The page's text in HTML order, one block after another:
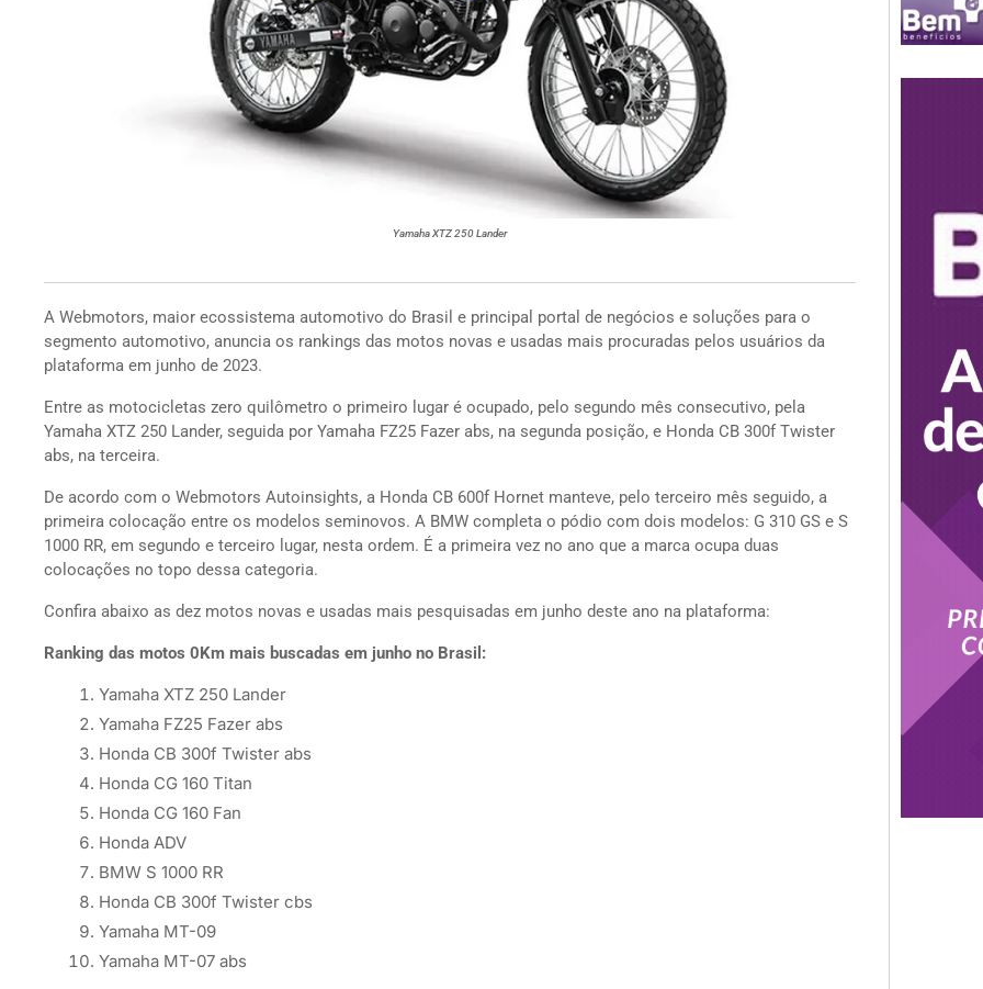
Yamaha XTZ 250 Lander
A Webmotors, maior ecossistema automotivo do Brasil e principal portal de negócios e soluções para o
segmento automotivo, anuncia os rankings das motos novas e usadas mais procuradas pelos usuários da
plataforma em junho de 2023.
Entre as motocicletas zero quilômetro o primeiro lugar é ocupado, pelo segundo mês consecutivo, pela
Yamaha XTZ 250 Lander, seguida por Yamaha FZ25 Fazer abs, na segunda posição, e Honda CB 300f Twister
abs, na terceira.
De acordo com o Webmotors Autoinsights, a Honda CB 600f Hornet manteve, pelo terceiro mês seguido, a
primeira colocação entre os modelos seminovos. A BMW completa o pódio com dois modelos: G 310 GS e S
1000 RR, em segundo e terceiro lugar, nesta ordem. É a primeira vez no ano que a marca ocupa duas
colocações no topo dessa categoria.
Confira abaixo as dez motos novas e usadas mais pesquisadas em junho deste ano na plataforma:
Ranking das motos 0Km mais buscadas em junho no Brasil:
Yamaha XTZ 250 Lander
Yamaha FZ25 Fazer abs
Honda CB 300f Twister abs
Honda CG 160 Titan
Honda CG 160 Fan
Honda ADV
BMW S 1000 RR
Honda CB 300f Twister cbs
Yamaha MT-09
Yamaha MT-07 abs